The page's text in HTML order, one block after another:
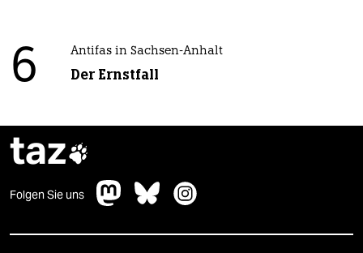
6 Antifas in Sachsen-Anhalt
Der Ernstfall
taz
Folgen Sie uns